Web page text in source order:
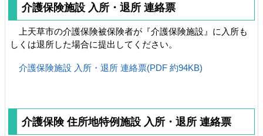
介護保険施設 入所・退所 連絡票
上天草市の介護保険被保険者が『介護保険施設』に入所も
しくは退所した場合に提出してください。
介護保険施設 入所・退所 連絡票(PDF 約94KB)
介護保険 住所地特例施設 入所・退所 連絡票